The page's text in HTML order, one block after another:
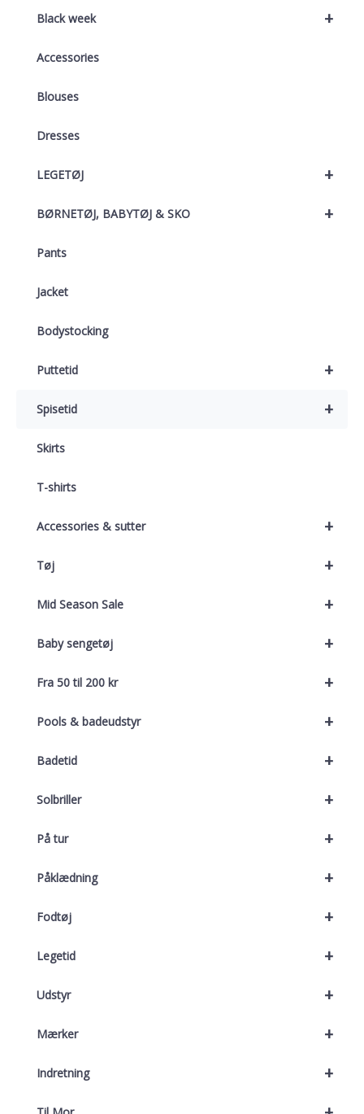
+
Black week
Accessories
Blouses
Dresses
+
LEGETØJ
+
BØRNETØJ, BABYTØJ & SKO
Pants
Jacket
Bodystocking
+
Puttetid
+
Spisetid
Skirts
T-shirts
+
Accessories & sutter
+
Tøj
+
Mid Season Sale
+
Baby sengetøj
+
Fra 50 til 200 kr
+
Pools & badeudstyr
+
Badetid
+
Solbriller
+
På tur
+
Påklædning
+
Fodtøj
+
Legetid
+
Udstyr
+
Mærker
+
Indretning